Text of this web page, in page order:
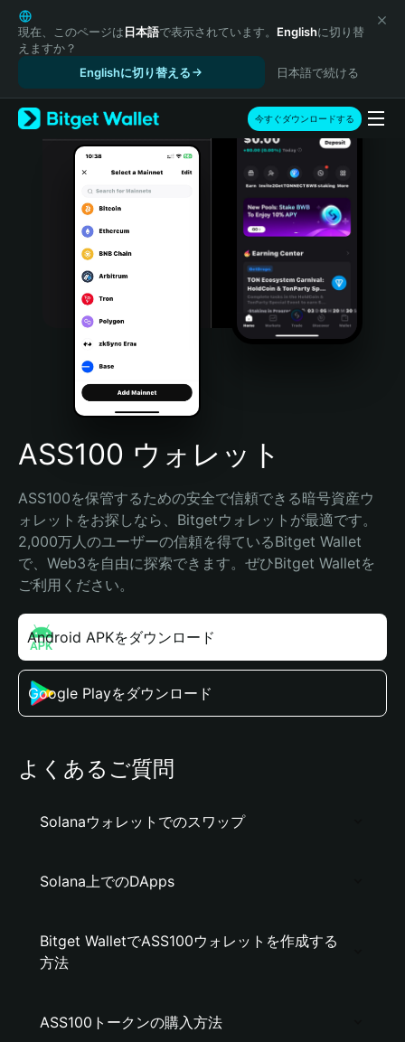
English
日本語
Tiếng Việt
Español (Latinoamérica)
Türkçe
Italiano
Português (Portugal)
Bahasa Indonesia
Português (Brasil)
Español (Argentina)
現在、このページは日本語で表示されています。 Englishに切り替
えますか？
Englishに切り替える
日本語で続ける
今すぐダウンロードする
ASS100 ウォレット
ASS100を保管するための安全で信頼できる暗号資産ウ
ォレットをお探しなら、Bitgetウォレットが最適です。
2,000万人のユーザーの信頼を得ているBitget Wallet
で、Web3を自由に探索できます。ぜひBitget Walletを
ご利用ください。
Android APKをダウンロード
Google Playをダウンロード
よくあるご質問
Solanaウォレットでのスワップ
Solana上でのDApps
Bitget WalletでASS100ウォレットを作成する
方法
ASS100トークンの購入方法